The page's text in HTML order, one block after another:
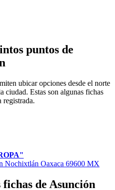
puntos de
ubicar opciones desde el norte
ciudad. Estas son algunas fichas
registrada.
Nochixtlán Oaxaca 69600 MX
de Asunción